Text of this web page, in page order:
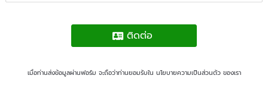
ติดต่อ
เมื่อท่านส่งข้อมูลผ่านฟอร์ม จะถือว่าท่านยอมรับใน นโยบายความเป็นส่วนตัวของเรา